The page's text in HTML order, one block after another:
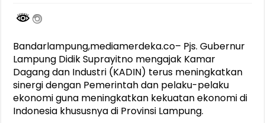
Bandarlampung,mediamerdeka.co– Pjs. Gubernur
Lampung Didik Suprayitno mengajak Kamar
Dagang dan Industri (KADIN) terus meningkatkan
sinergi dengan Pemerintah dan pelaku-pelaku
ekonomi guna meningkatkan kekuatan ekonomi di
Indonesia khususnya di Provinsi Lampung.